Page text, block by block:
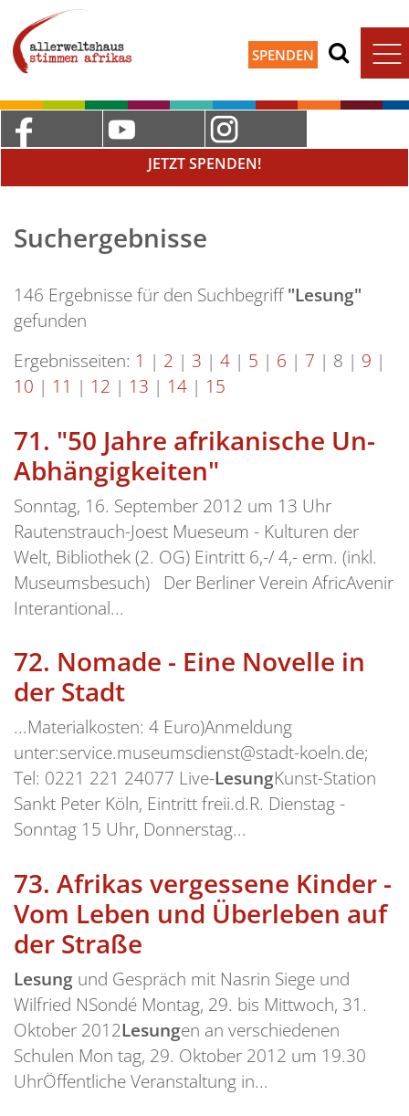
SPENDEN
JETZT SPENDEN!
Suchergebnisse
146 Ergebnisse für den Suchbegriff"Lesung"
gefunden
Ergebnisseiten: 1 | 2 | 3 | 4 | 5 | 6 | 7 | 8 | 9 |
10 | 11 | 12 | 13 | 14 | 15
71. "50 Jahre afrikanische Un-
Abhängigkeiten"
Sonntag, 16. September 2012 um 13 Uhr
Rautenstrauch-Joest Mueseum - Kulturen der
Welt, Bibliothek (2. OG) Eintritt 6,-/ 4,- erm. (inkl.
Museumsbesuch) Der Berliner Verein AfricAvenir
Interantional...
72. Nomade - Eine Novelle in
der Stadt
...Materialkosten: 4 Euro)Anmeldung
unter:service.museumsdienst@stadt-koeln.de;
Tel: 0221 221 24077 Live-LesungKunst-Station
Sankt Peter Köln, Eintritt freii.d.R. Dienstag -
Sonntag 15 Uhr, Donnerstag...
73. Afrikas vergessene Kinder -
Vom Leben und Überleben auf
der Straße
Lesung und Gespräch mit Nasrin Siege und
Wilfried NSondé Montag, 29. bis Mittwoch, 31.
Oktober 2012Lesungen an verschiedenen
Schulen Mon tag, 29. Oktober 2012 um 19.30
UhrÖffentliche Veranstaltung in...